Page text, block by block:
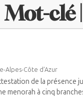
Mot-clé
Alpes-Côte d’Azur
de la présence
menorah à cinq